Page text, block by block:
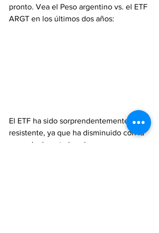
pronto. Vea el Peso argentino vs. el ETF
ARGT en los últimos dos años:
El ETF ha sido sorprendentemente
resistente, ya que ha disminuido con la
moneda durante los choques, pero